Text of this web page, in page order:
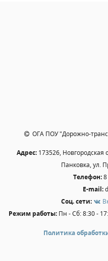
Центр карьеры
Всероссийское
Региональная
СВЕДЕНИЯ ОБ
Основные сведения
Структура и органы
ОГА ПОУ "Дорожно-
Адрес: 173526, Новгородская
Панковка, ул.
Телефон:8
E-mail:
Соц. сети:
Режим работы: Пн - Сб: 8:30 -
Политика